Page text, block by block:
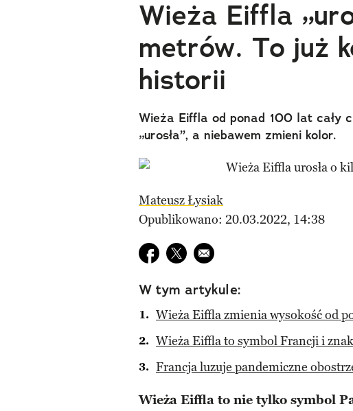
Wieża Eiffla
metrów. To już
historii
Wieża Eiffla od ponad 100 lat cały
„urosła”, a niebawem zmieni kolor.
Mateusz Łysiak
Opublikowano: 20.03.2022, 14:38
Udostępnij na facebook
Udostępnij na twitter
E-mail do przyjaciela
W tym artykule:
Wieża Eiffla zmienia wysokość od
Wieża Eiffla to symbol Francji i
Francja luzuje pandemiczne
Wieża Eiffla to nie tylko symbol